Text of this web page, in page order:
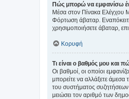
Πώς μπορώ να εμφανίσω
Μέσα στον Πίνακα Ελέγχου
Φόρτωση άβαταρ.
χρησιμοποιήσετε άβαταρ,
Κορυφή
Τι είναι ο βαθμός μου και
Οι βαθμοί, οι οποίοι
μπορείτε να αλλάξετε
του συστήματος συζητήσεων
μειώσει τον αριθμό των